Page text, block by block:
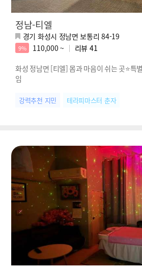
정남-티엘
경기 화성시 정남면 보통리 84-19
9% 110,000 ~ 리뷰 41
화성 정남면 [티엘] 몸과 마음이 쉬는 곳⭐특
임
강력추천 지민 테라피마스터 춘자